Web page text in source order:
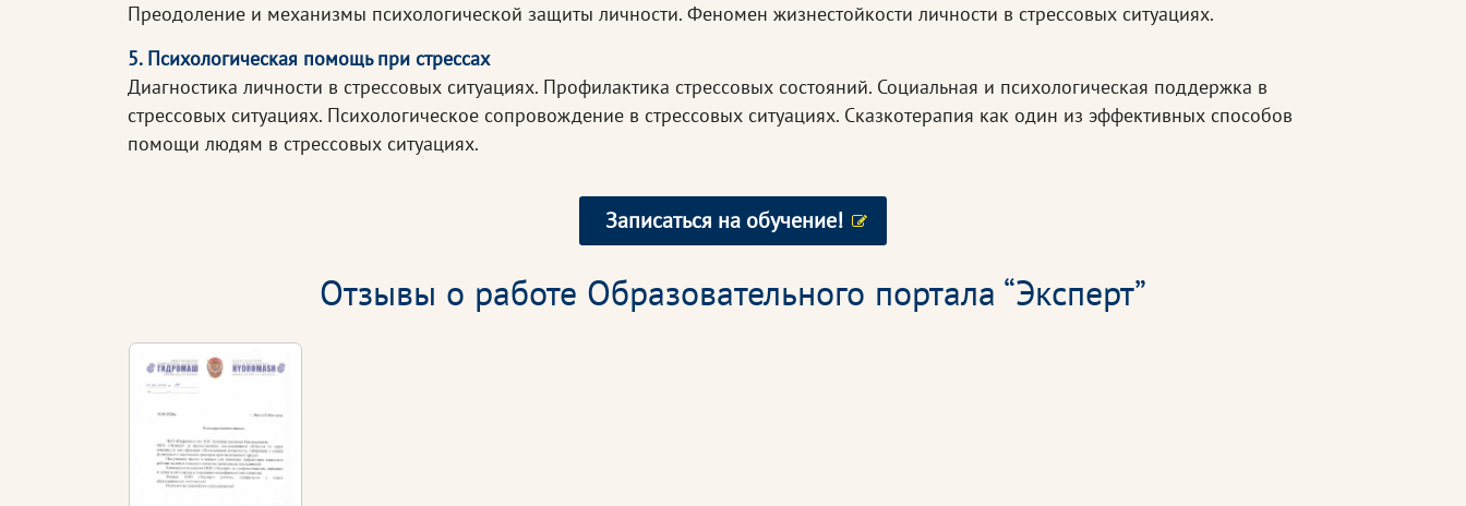
Преодоление и механизмы психологической защиты личности. Феномен жизнестойкости личности в стрессовых ситуациях.
5. Психологическая помощь при стрессах
Диагностика личности в стрессовых ситуациях. Профилактика стрессовых состояний. Социальная и психологическая поддержка в
стрессовых ситуациях. Психологическое сопровождение в стрессовых ситуациях. Сказкотерапия как один из эффективных способов
помощи людям в стрессовых ситуациях.
Записаться на обучение!
Отзывы о работе Образовательного портала “Эксперт”